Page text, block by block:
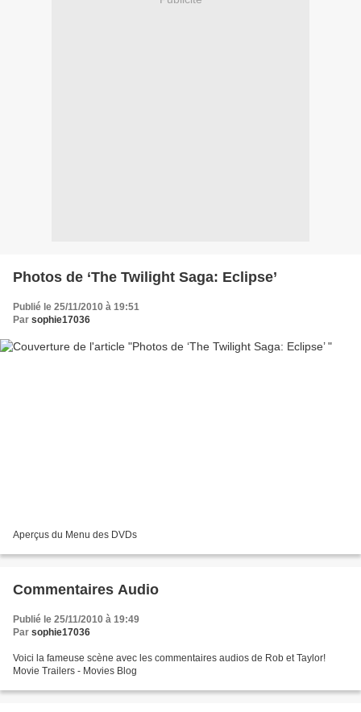
Photos de ‘The Twilight Saga: Eclipse’
Publié le 25/11/2010 à 19:51
Par sophie17036
Aperçus du Menu des DVDs
Commentaires Audio
Publié le 25/11/2010 à 19:49
Par sophie17036
Voici la fameuse scène avec les commentaires audios de Rob et Taylor!
Movie Trailers - Movies Blog